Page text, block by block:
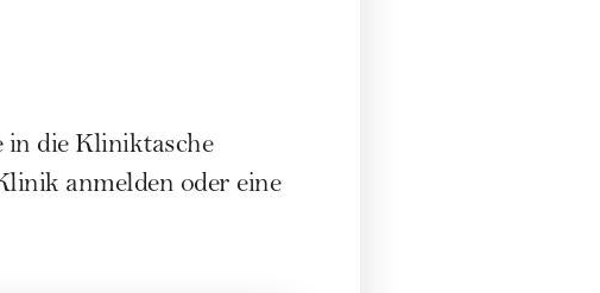
in die Kliniktasche
anmelden oder eine